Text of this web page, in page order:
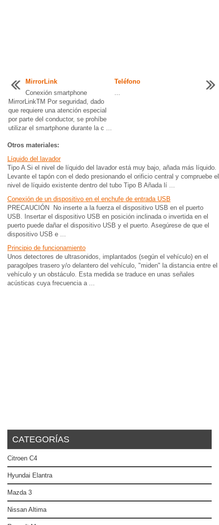
MirrorLink
Conexión smartphone
MirrorLinkTM Por seguridad, dado
que requiere una atención especial
por parte del conductor, se prohíbe
utilizar el smartphone durante la c ...
Teléfono
...
Otros materiales:
Líquido del lavador
Tipo A Si el nivel de líquido del lavador está muy bajo, añada más líquido.
Levante el tapón con el dedo presionando el orificio central y compruebe el
nivel de líquido existente dentro del tubo Tipo B Añada lí ...
Conexión de un dispositivo en el enchufe de entrada USB
PRECAUCIÓN No inserte a la fuerza el dispositivo USB en el puerto
USB. Insertar el dispositivo USB en posición inclinada o invertida en el
puerto puede dañar el dispositivo USB y el puerto. Asegúrese de que el
dispositivo USB e ...
Principio de funcionamiento
Unos detectores de ultrasonidos, implantados (según el vehículo) en el
paragolpes trasero y/o delantero del vehículo, "miden" la distancia entre el
vehículo y un obstáculo. Esta medida se traduce en unas señales
acústicas cuya frecuencia a ...
CATEGORÍAS
Citroen C4
Hyundai Elantra
Mazda 3
Nissan Altima